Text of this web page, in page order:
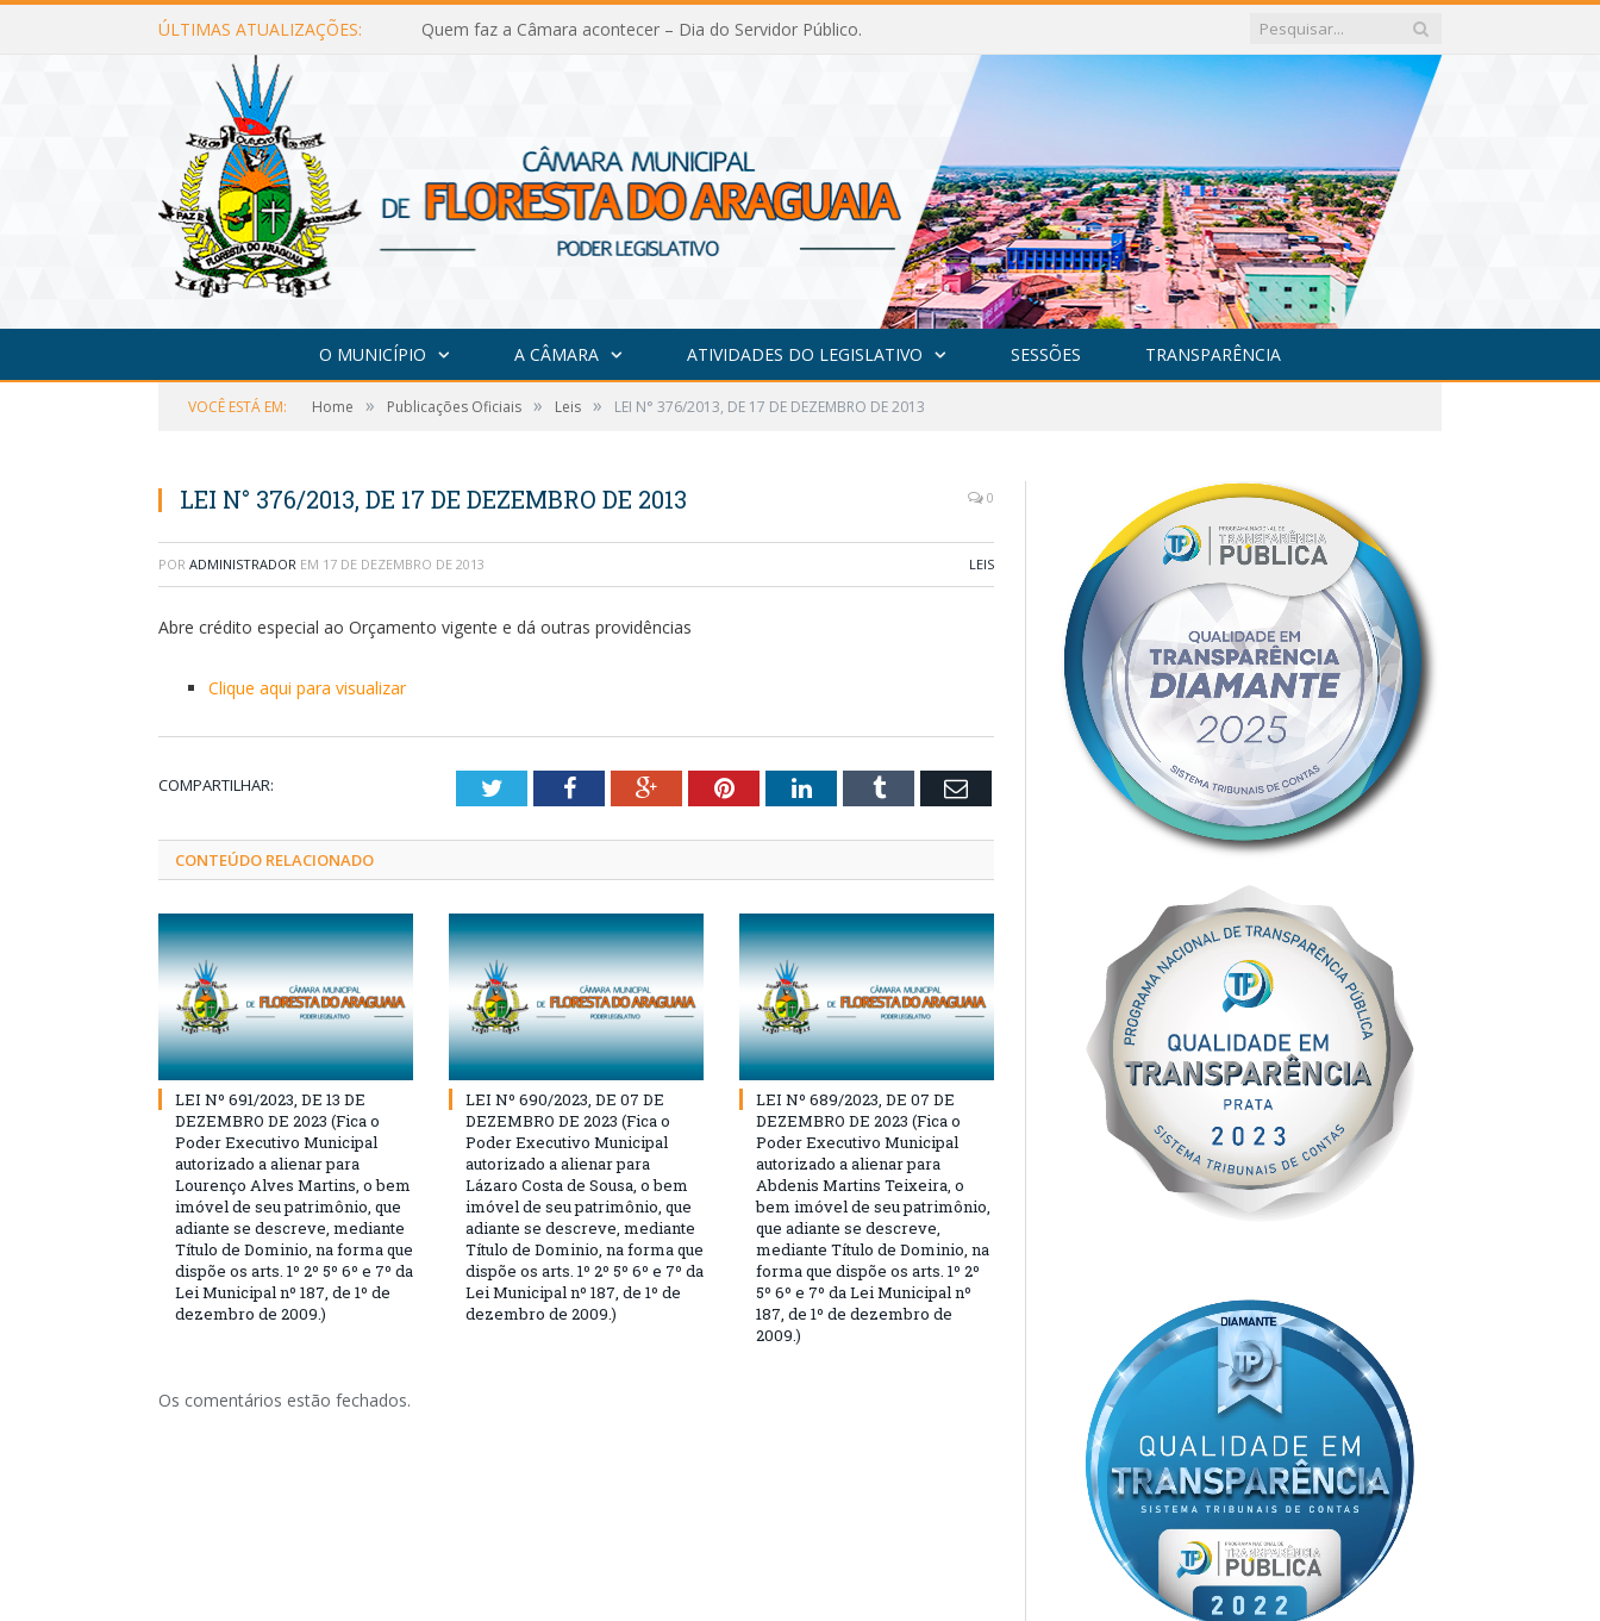
ÚLTIMAS ATUALIZAÇÕES: Quem faz a Câmara acontecer – Dia do Servidor Público.
O MUNICÍPIO A CÂMARA ATIVIDADES DO LEGISLATIVO SESSÕES TRANSPARÊNCIA
VOCÊ ESTÁ EM: Home » Publicações Oficiais » Leis » LEI N° 376/2013, DE 17 DE DEZEMBRO DE 2013
LEI N° 376/2013, DE 17 DE DEZEMBRO DE 2013 0
POR ADMINISTRADOR EM 17 DE DEZEMBRO DE 2013 LEIS
Abre crédito especial ao Orçamento vigente e dá outras providências
Clique aqui para visualizar
COMPARTILHAR: TwitterFacebookGoogle+PinterestLinkedInTumblr Email
CONTEÚDO RELACIONADO
LEI Nº 691/2023, DE 13 DE
DEZEMBRO DE 2023 (Fica o
Poder Executivo Municipal
autorizado a alienar para
Lourenço Alves Martins, o bem
imóvel de seu patrimônio, que
adiante se descreve, mediante
Título de Dominio, na forma que
dispõe os arts. 1º 2º 5º 6º e 7º da
Lei Municipal nº 187, de 1º de
dezembro de 2009.)
LEI Nº 690/2023, DE 07 DE
DEZEMBRO DE 2023 (Fica o
Poder Executivo Municipal
autorizado a alienar para
Lázaro Costa de Sousa, o bem
imóvel de seu patrimônio, que
adiante se descreve, mediante
Título de Dominio, na forma que
dispõe os arts. 1º 2º 5º 6º e 7º da
Lei Municipal nº 187, de 1º de
dezembro de 2009.)
LEI Nº 689/2023, DE 07 DE
DEZEMBRO DE 2023 (Fica o
Poder Executivo Municipal
autorizado a alienar para
Abdenis Martins Teixeira, o
bem imóvel de seu patrimônio,
que adiante se descreve,
mediante Título de Dominio, na
forma que dispõe os arts. 1º 2º
5º 6º e 7º da Lei Municipal nº
187, de 1º de dezembro de
2009.)
Os comentários estão fechados.